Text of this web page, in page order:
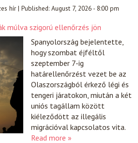
hír|Published:August 7, 2026 - 8:00 pm
múlva szigorú ellenőrzés jön
Spanyolország bejelentette,
hogy szombat éjféltől
szeptember 7-ig
határellenőrzést vezet be az
Olaszországból érkező légi és
tengeri járatokon, miután a két
uniós tagállam között
kiéleződött az illegális
migrációval kapcsolatos vita.
Read more »